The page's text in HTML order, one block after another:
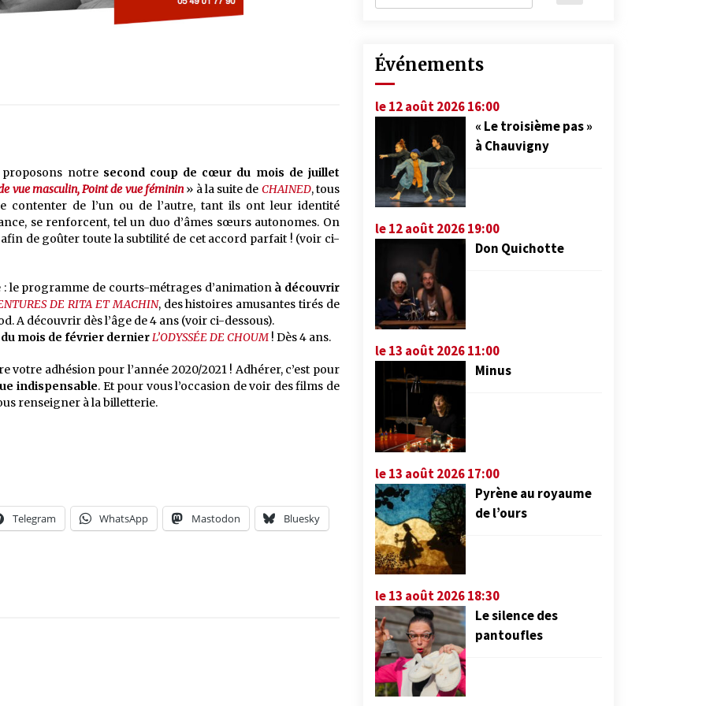
proposons notre second coup de cœur du mois de juillet
vue masculin, Point de vue féminin» à la suite de CHAINED, tous
contenter de l’un ou de l’autre, tant ils ont leur identité
se renforcent, tel un duo d’âmes sœurs autonomes. On
de goûter toute la subtilité de cet accord parfait ! (voir ci-
: le programme de courts-métrages d’animation à découvrir
DE RITA ET MACHIN, des histoires amusantes tirés de
A découvrir dès l’âge de 4 ans (voir ci-dessous).
mois de février dernierL’ODYSSÉE DE CHOUM ! Dès 4 ans.
votre adhésion pour l’année 2020/2021 ! Adhérer, c’est pour
indispensable. Et pour vous l’occasion de voir des films de
renseigner à la billetterie.
Telegram WhatsApp Mastodon Bluesky
Événements
le 12 août 2026 16:00
« Le troisième pas »
à Chauvigny
le 12 août 2026 19:00
Don Quichotte
le 13 août 2026 11:00
Minus
le 13 août 2026 17:00
Pyrène au royaume
de l’ours
le 13 août 2026 18:30
Le silence des
pantoufles